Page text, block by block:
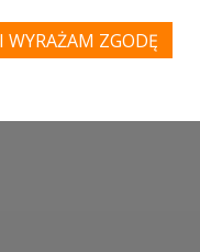
Drobin, Wesele
WYRAŻAM ZGODĘ